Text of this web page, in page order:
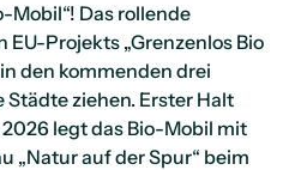
Mobil“! Das rollende
Projekts „Grenzenlos Bio
den kommenden drei
ziehen. Erster Halt
2026 legt das Bio-Mobil mit
„Natur auf der Spur“ beim